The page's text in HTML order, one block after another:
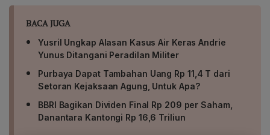
BACA JUGA
Yusril Ungkap Alasan Kasus Air Keras Andrie
Yunus Ditangani Peradilan Militer
Purbaya Dapat Tambahan Uang Rp 11,4 T dari
Setoran Kejaksaan Agung, Untuk Apa?
BBRI Bagikan Dividen Final Rp 209 per Saham,
Danantara Kantongi Rp 16,6 Triliun